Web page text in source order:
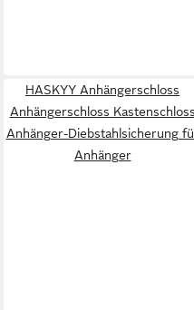
HASKYY Anhängerschloss
Anhängerschloss Kastenschloss
Anhänger-Diebstahlsicherung
Anhänger